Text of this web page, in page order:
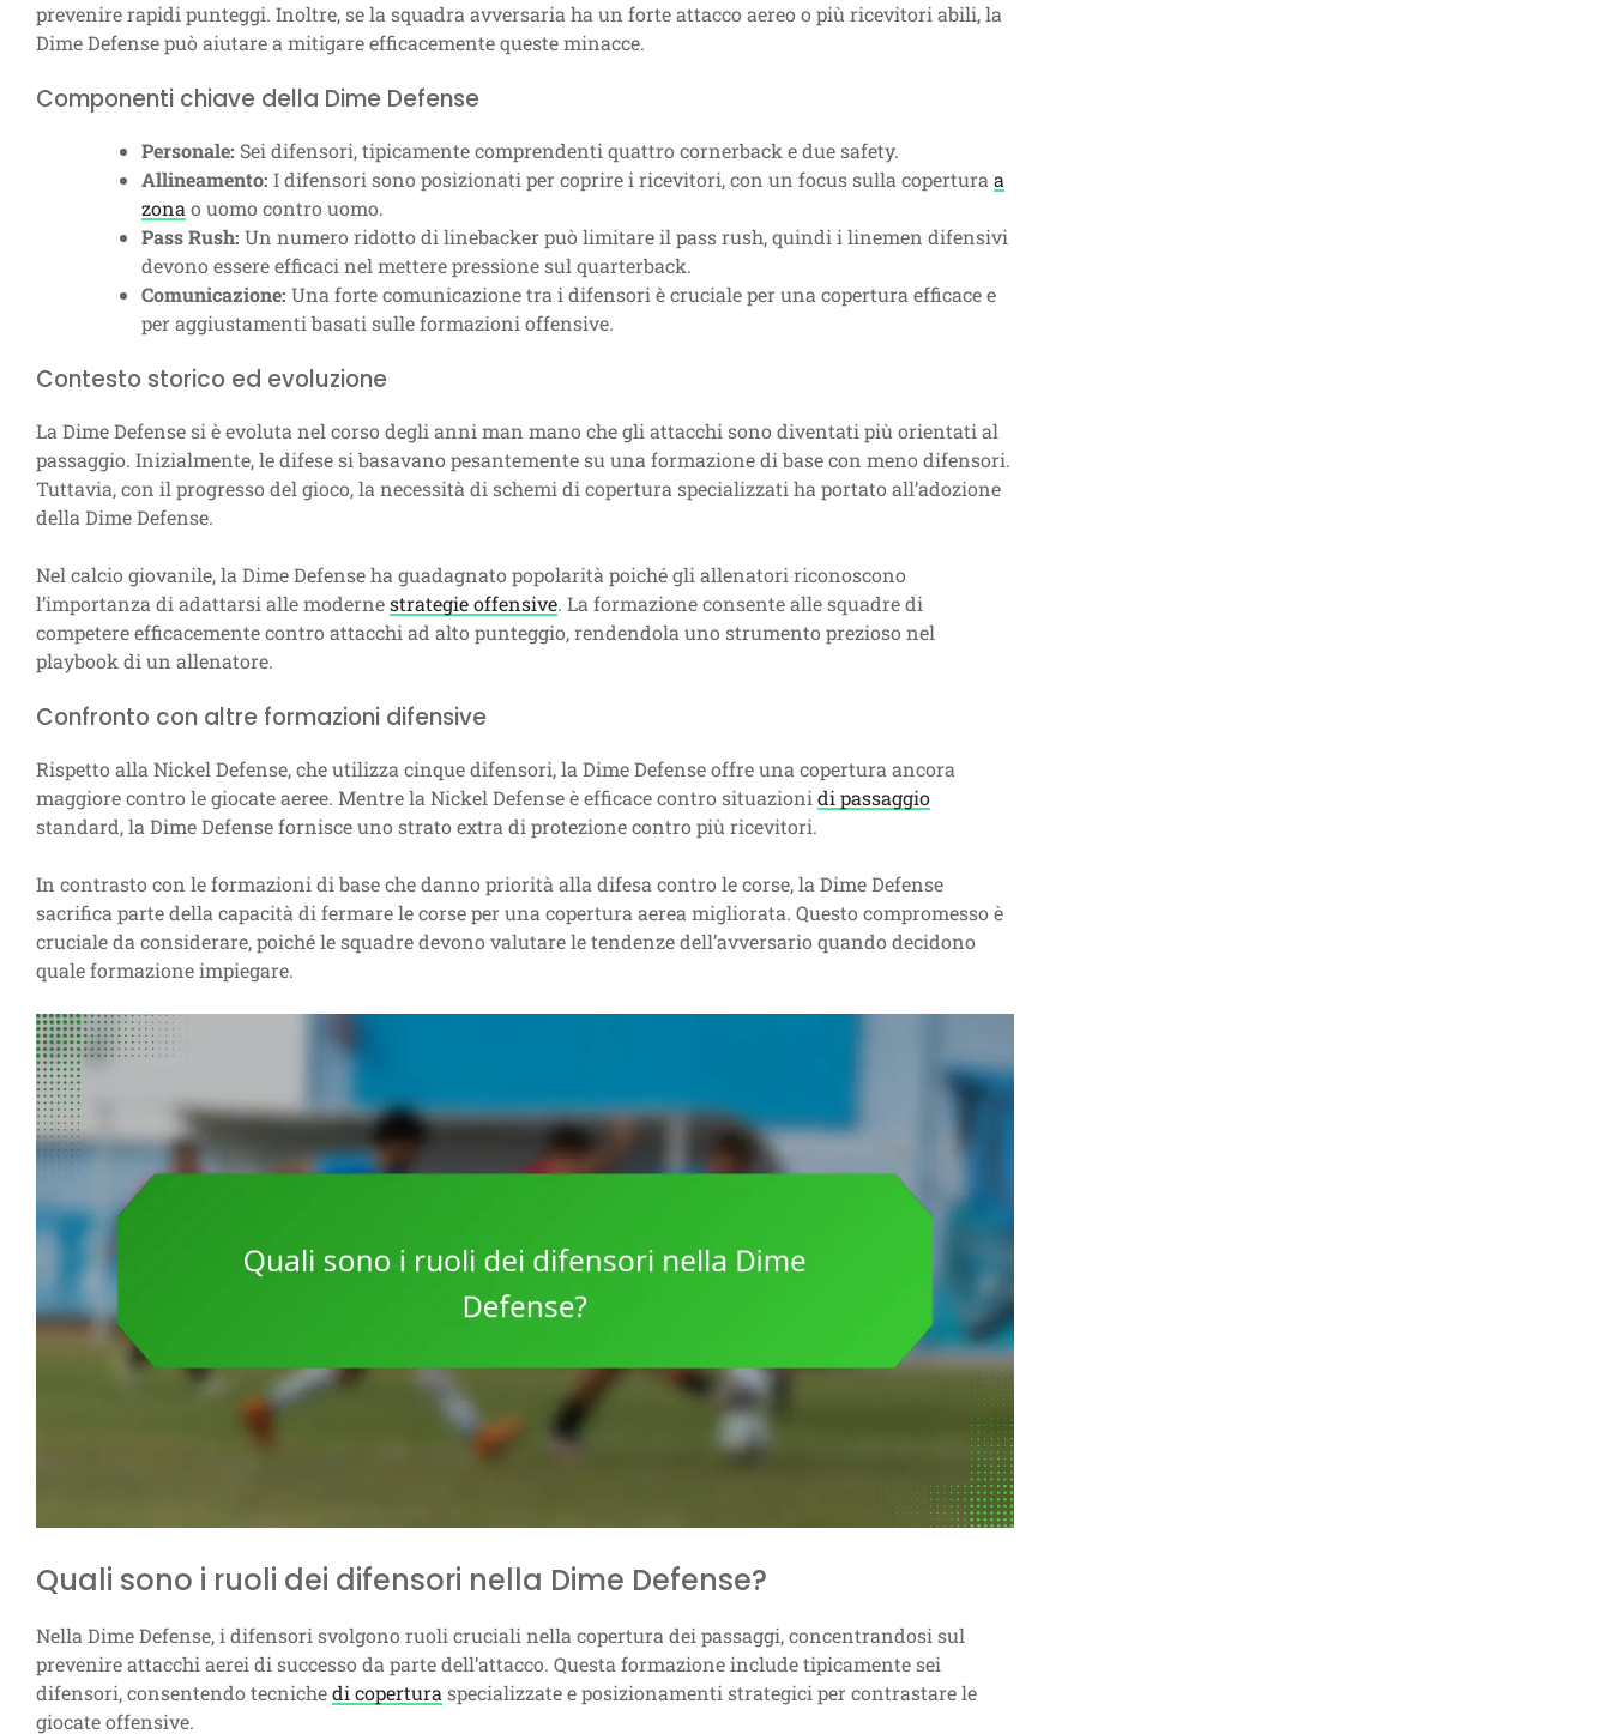
prevenire rapidi punteggi. Inoltre, se la squadra avversaria ha un forte attacco aereo o più ricevitori abili, la
Dime Defense può aiutare a mitigare efficacemente queste minacce.
Componenti chiave della Dime Defense
Personale: Sei difensori, tipicamente comprendenti quattro cornerback e due safety.
Allineamento: I difensori sono posizionati per coprire i ricevitori, con un focus sulla coperturaa
zonao uomo contro uomo.
Pass Rush: Un numero ridotto di linebacker può limitare il pass rush, quindi i linemen difensivi
devono essere efficaci nel mettere pressione sul quarterback.
Comunicazione: Una forte comunicazione tra i difensori è cruciale per una copertura efficace e
per aggiustamenti basati sulle formazioni offensive.
Contesto storico ed evoluzione
La Dime Defense si è evoluta nel corso degli anni man mano che gli attacchi sono diventati più orientati al
passaggio. Inizialmente, le difese si basavano pesantemente su una formazione di base con meno difensori.
Tuttavia, con il progresso del gioco, la necessità di schemi di copertura specializzati ha portato all’adozione
della Dime Defense.
Nel calcio giovanile, la Dime Defense ha guadagnato popolarità poiché gli allenatori riconoscono
l’importanza di adattarsi alle modernestrategie offensive. La formazione consente alle squadre di
competere efficacemente contro attacchi ad alto punteggio, rendendola uno strumento prezioso nel
playbook di un allenatore.
Confronto con altre formazioni difensive
Rispetto alla Nickel Defense, che utilizza cinque difensori, la Dime Defense offre una copertura ancora
maggiore contro le giocate aeree. Mentre la Nickel Defense è efficace contro situazionidi passaggio
standard, la Dime Defense fornisce uno strato extra di protezione contro più ricevitori.
In contrasto con le formazioni di base che danno priorità alla difesa contro le corse, la Dime Defense
sacrifica parte della capacità di fermare le corse per una copertura aerea migliorata. Questo compromesso è
cruciale da considerare, poiché le squadre devono valutare le tendenze dell’avversario quando decidono
quale formazione impiegare.
Quali sono i ruoli dei difensori nella Dime Defense?
Nella Dime Defense, i difensori svolgono ruoli cruciali nella copertura dei passaggi, concentrandosi sul
prevenire attacchi aerei di successo da parte dell’attacco. Questa formazione include tipicamente sei
difensori, consentendo tecnichedi copertura specializzate e posizionamenti strategici per contrastare le
giocate offensive.